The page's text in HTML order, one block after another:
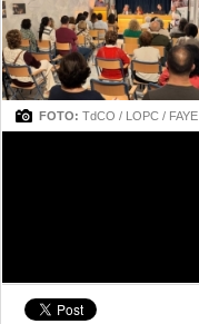
FOTO: TdCO / LOPC / FAYE